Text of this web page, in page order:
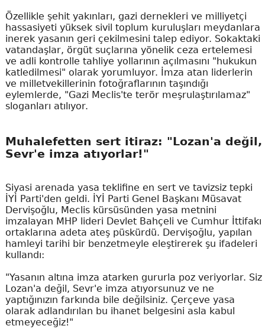
Özellikle şehit yakınları, gazi dernekleri ve milliyetçi
hassasiyeti yüksek sivil toplum kuruluşları meydanlara
inerek yasanın geri çekilmesini talep ediyor. Sokaktaki
vatandaşlar, örgüt suçlarına yönelik ceza ertelemesi
ve adli kontrolle tahliye yollarının açılmasını "hukukun
katledilmesi" olarak yorumluyor. İmza atan liderlerin
ve milletvekillerinin fotoğraflarının taşındığı
eylemlerde, "Gazi Meclis'te terör meşrulaştırılamaz"
sloganları atılıyor.
Muhalefetten sert itiraz: "Lozan'a değil,
Sevr'e imza atıyorlar!"
Siyasi arenada yasa teklifine en sert ve tavizsiz tepki
İYİ Parti'den geldi. İYİ Parti Genel Başkanı Müsavat
Dervişoğlu, Meclis kürsüsünden yasa metnini
imzalayan MHP lideri Devlet Bahçeli ve Cumhur İttifakı
ortaklarına adeta ateş püskürdü. Dervişoğlu, yapılan
hamleyi tarihi bir benzetmeyle eleştirerek şu ifadeleri
kullandı:
"Yasanın altına imza atarken gururla poz veriyorlar. Siz
Lozan'a değil, Sevr'e imza atıyorsunuz ve ne
yaptığınızın farkında bile değilsiniz. Çerçeve yasa
olarak adlandırılan bu ihanet belgesini asla kabul
etmeyeceğiz!"